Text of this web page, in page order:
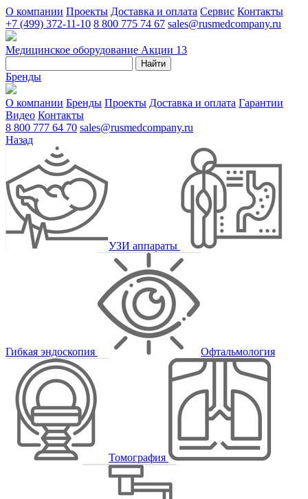
О компании Проекты Доставка и оплата Сервис Контакты
+7 (499) 372-11-10 8 800 775 74 67 sales@rusmedcompany.ru
Медицинское оборудование Акции 13
Найти
Бренды
О компании Бренды Проекты Доставка и оплата Гарантии
Видео Контакты
8 800 777 64 70 sales@rusmedcompany.ru
Назад
УЗИ аппараты
Гибкая эндоскопия Офтальмология
Томография